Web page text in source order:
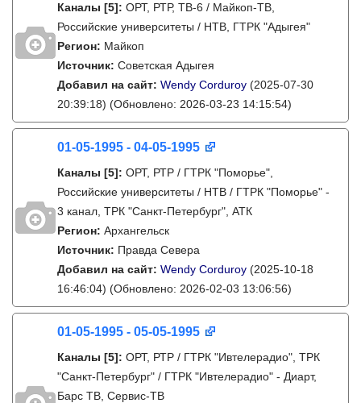
Каналы [5]: ОРТ, РТР, ТВ-6 / Майкоп-ТВ,
Российские университеты / НТВ, ГТРК "Адыгея"
Регион: Майкоп
Источник: Советская Адыгея
Добавил на сайт: Wendy Corduroy (2025-07-30
20:39:18) (Обновлено: 2026-03-23 14:15:54)
01-05-1995 - 04-05-1995
Каналы [5]: ОРТ, РТР / ГТРК "Поморье",
Российские университеты / НТВ / ГТРК "Поморье" -
3 канал, ТРК "Санкт-Петербург", АТК
Регион: Архангельск
Источник: Правда Севера
Добавил на сайт: Wendy Corduroy (2025-10-18
16:46:04) (Обновлено: 2026-02-03 13:06:56)
01-05-1995 - 05-05-1995
Каналы [5]: ОРТ, РТР / ГТРК "Ивтелерадио", ТРК
"Санкт-Петербург" / ГТРК "Ивтелерадио" - Диарт,
Барс ТВ, Сервис-ТВ